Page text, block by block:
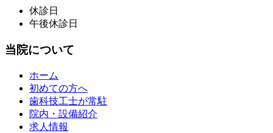
休診日
午後休診日
当院について
ホーム
初めての方へ
歯科技工士が常駐
院内・設備紹介
求人情報